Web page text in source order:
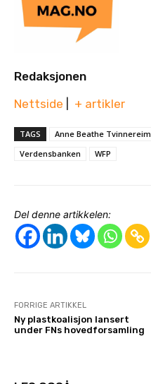
Redaksjonen
Nettside
+ artikler
TAGS Anne Beathe Tvinnereim
Verdensbanken
WFP
Del denne artikkelen:
FORRIGE ARTIKKEL
Ny plastkoalisjon lansert
under FNs hovedforsamling